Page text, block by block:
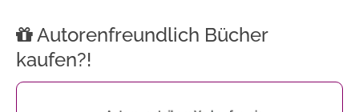
Autorenfreundlich Bücher
kaufen?!